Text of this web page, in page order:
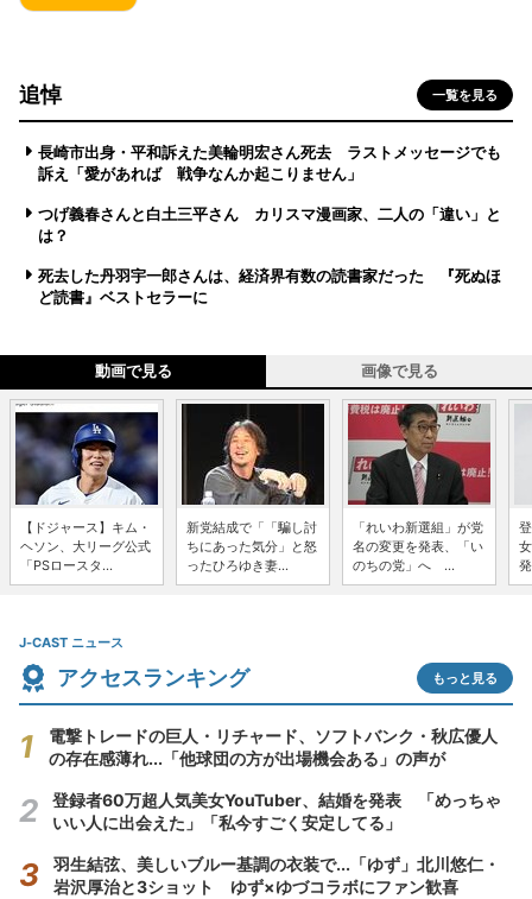
追悼 一覧を見る
長崎市出身・平和訴えた美輪明宏さん死去 ラストメッセージでも
訴え「愛があれば 戦争なんか起こりません」
つげ義春さんと白土三平さん カリスマ漫画家、二人の「違い」と
は？
死去した丹羽宇一郎さんは、経済界有数の読書家だった 『死ぬほ
ど読書』ベストセラーに
動画で見る 画像で見る
【ドジャース】キム・
ヘソン、大リーグ公式
「PSロースタ...
新党結成で「「騙し討
ちにあった気分」と怒
ったひろゆき妻...
「れいわ新選組」が党
名の変更を発表、「い
のちの党」へ ...
J-CAST ニュース
アクセスランキング もっと見る
電撃トレードの巨人・リチャード、ソフトバンク・秋広優人
の存在感薄れ...「他球団の方が出場機会ある」の声が
登録者60万超人気美女YouTuber、結婚を発表 「めっちゃ
いい人に出会えた」「私今すごく安定してる」
羽生結弦、美しいブルー基調の衣装で...「ゆず」北川悠仁・
岩沢厚治と3ショット ゆず×ゆづコラボにファン歓喜